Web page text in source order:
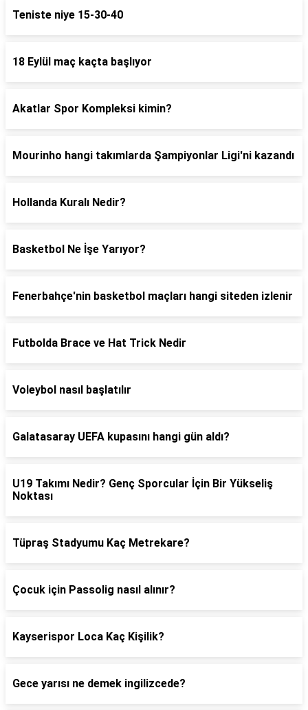
Teniste niye 15-30-40
18 Eylül maç kaçta başlıyor
Akatlar Spor Kompleksi kimin?
Mourinho hangi takımlarda Şampiyonlar Ligi'ni kazandı
Hollanda Kuralı Nedir?
Basketbol Ne İşe Yarıyor?
Fenerbahçe'nin basketbol maçları hangi siteden izlenir
Futbolda Brace ve Hat Trick Nedir
Voleybol nasıl başlatılır
Galatasaray UEFA kupasını hangi gün aldı?
U19 Takımı Nedir? Genç Sporcular İçin Bir Yükseliş
Noktası
Tüpraş Stadyumu Kaç Metrekare?
Çocuk için Passolig nasıl alınır?
Kayserispor Loca Kaç Kişilik?
Gece yarısı ne demek ingilizcede?